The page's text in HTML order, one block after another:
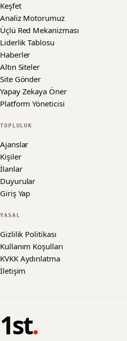
Keşfet
Analiz Motorumuz
Üçlü Red Mekanizması
Liderlik Tablosu
Haberler
Altın Siteler
Site Gönder
Yapay Zekaya Öner
Platform Yöneticisi
TOPLULUK
Ajanslar
Kişiler
İlanlar
Duyurular
Giriş Yap
YASAL
Gizlilik Politikası
Kullanım Koşulları
KVKK Aydınlatma
İletişim
1st.